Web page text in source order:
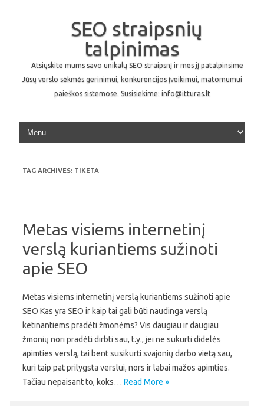
SEO straipsnių
talpinimas
Atsiųskite mums savo unikalų SEO straipsnį ir mes jį patalpinsime
Jūsų verslo sėkmės gerinimui, konkurencijos įveikimui, matomumui
paieškos sistemose. Susisiekime: info@itturas.lt
Skip to content
TAG ARCHIVES: TIKETA
Metas visiems internetinį
verslą kuriantiems sužinoti
apie SEO
Metas visiems internetinį verslą kuriantiems sužinoti apie
SEO Kas yra SEO ir kaip tai gali būti naudinga verslą
ketinantiems pradėti žmonėms? Vis daugiau ir daugiau
žmonių nori pradėti dirbti sau, t.y., jei ne sukurti didelės
apimties verslą, tai bent susikurti svajonių darbo vietą sau,
kuri taip pat prilygsta verslui, nors ir labai mažos apimties.
Tačiau nepaisant to, koks… Read More »